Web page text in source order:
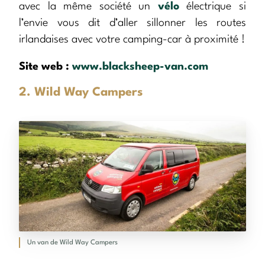
avec la même société un véloélectrique si
l’envie vous dit d’aller sillonner les routes
irlandaises avec votre camping-car à proximité !
Site web : www.blacksheep-van.com
2. Wild Way Campers
Un van de Wild Way Campers